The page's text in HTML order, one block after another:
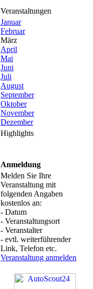
Veranstaltungen
Januar
Februar
März
April
Mai
Juni
Juli
August
September
Oktober
November
Dezember
Highlights
Anmeldung
Melden Sie Ihre
Veranstaltung mit
folgenden Angaben
kostenlos an:
- Datum
- Veranstaltungsort
- Veranstalter
- evtl. weiterführender
Link, Telefon etc.
Veranstaltung anmelden